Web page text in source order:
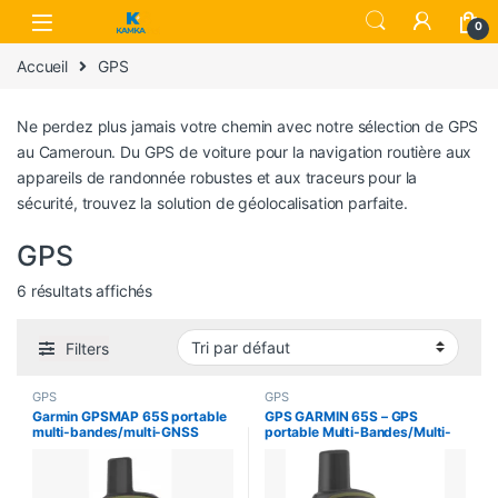
Skip to navigation
Skip to content
0
Accueil GPS
Ne perdez plus jamais votre chemin avec notre sélection de GPS
au Cameroun. Du GPS de voiture pour la navigation routière aux
appareils de randonnée robustes et aux traceurs pour la
sécurité, trouvez la solution de géolocalisation parfaite.
GPS
6 résultats affichés
Filters
GPS
Garmin GPSMAP 65S portable
multi-bandes/multi-GNSS
GPS
GPS GARMIN 65S – GPS
portable Multi-Bandes/Multi-